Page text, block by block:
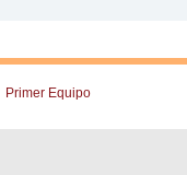
Primer Equipo